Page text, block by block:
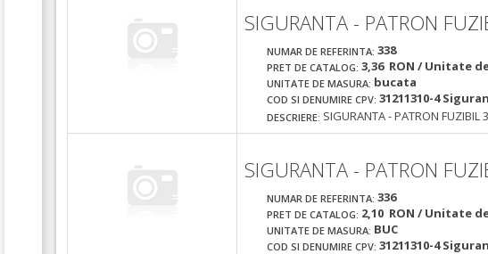
SIGURANTA - PATRON
NUMAR DE REFERINTA: 338
PRET DE CATALOG: 3,36 RON / Unitate
UNITATE DE MASURA: bucata
COD SI DENUMIRE CPV: 31211310-4
DESCRIERE: SIGURANTA - PATRON FUZIBIL
SIGURANTA - PATRON
NUMAR DE REFERINTA: 336
PRET DE CATALOG: 2,10 RON / Unitate
UNITATE DE MASURA: BUC
COD SI DENUMIRE CPV: 31211310-4